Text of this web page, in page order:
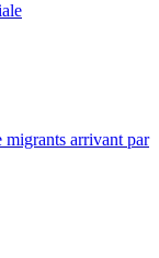
migrants arrivant par